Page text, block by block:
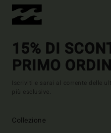
15% DI
PRIMO
Iscriviti e sarai al corrente delle
più esclusive.
Collezione